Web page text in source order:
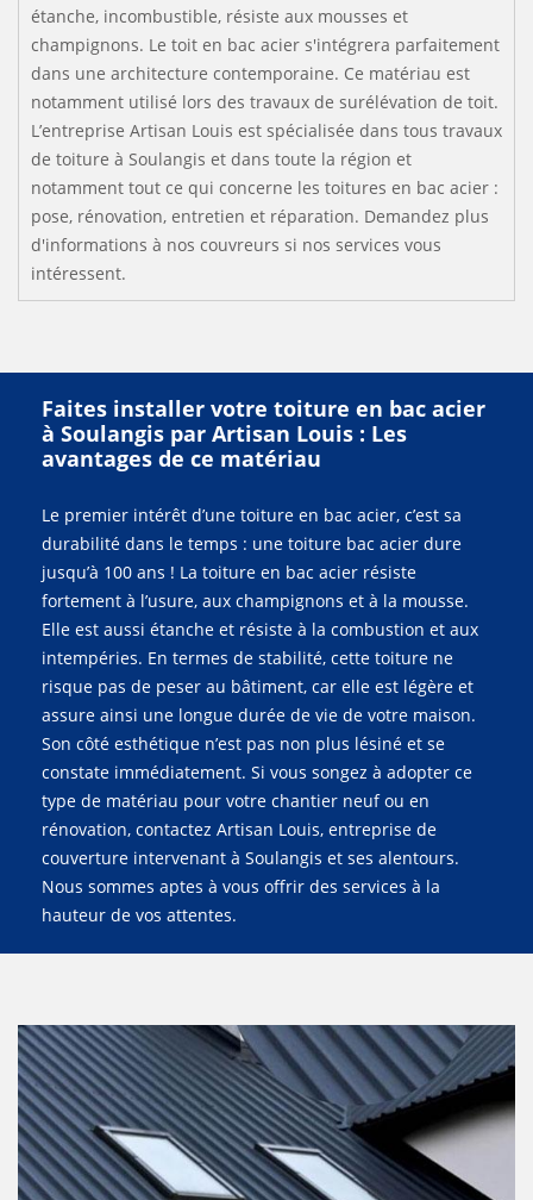
étanche, incombustible, résiste aux mousses et
champignons. Le toit en bac acier s'intégrera parfaitement
dans une architecture contemporaine. Ce matériau est
notamment utilisé lors des travaux de surélévation de toit.
L’entreprise Artisan Louis est spécialisée dans tous travaux
de toiture à Soulangis et dans toute la région et
notamment tout ce qui concerne les toitures en bac acier :
pose, rénovation, entretien et réparation. Demandez plus
d'informations à nos couvreurs si nos services vous
intéressent.
Faites installer votre toiture en bac acier
à Soulangis par Artisan Louis : Les
avantages de ce matériau
Le premier intérêt d’une toiture en bac acier, c’est sa
durabilité dans le temps : une toiture bac acier dure
jusqu’à 100 ans ! La toiture en bac acier résiste
fortement à l’usure, aux champignons et à la mousse.
Elle est aussi étanche et résiste à la combustion et aux
intempéries. En termes de stabilité, cette toiture ne
risque pas de peser au bâtiment, car elle est légère et
assure ainsi une longue durée de vie de votre maison.
Son côté esthétique n’est pas non plus lésiné et se
constate immédiatement. Si vous songez à adopter ce
type de matériau pour votre chantier neuf ou en
rénovation, contactez Artisan Louis, entreprise de
couverture intervenant à Soulangis et ses alentours.
Nous sommes aptes à vous offrir des services à la
hauteur de vos attentes.